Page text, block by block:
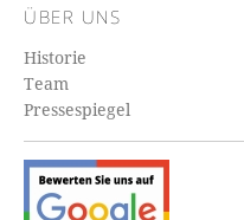
ÜBER UNS
Historie
Team
Pressespiegel